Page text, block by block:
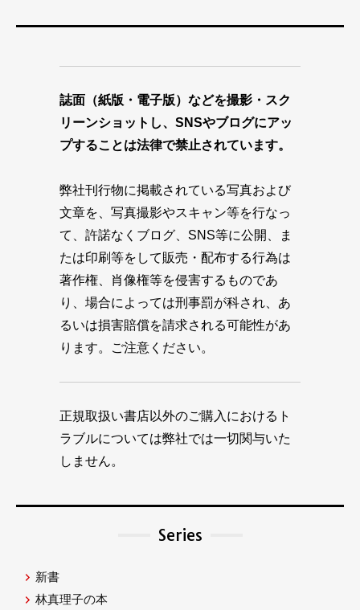
誌面（紙版・電子版）などを撮影・スク
リーンショットし、SNSやブログにアッ
プすることは法律で禁止されています。
弊社刊行物に掲載されている写真および
文章を、写真撮影やスキャン等を行なっ
て、許諾なくブログ、SNS等に公開、ま
たは印刷等をして販売・配布する行為は
著作権、肖像権等を侵害するものであ
り、場合によっては刑事罰が科され、あ
るいは損害賠償を請求される可能性があ
ります。ご注意ください。
正規取扱い書店以外のご購入におけるト
ラブルについては弊社では一切関与いた
しません。
Series
新書
林真理子の本